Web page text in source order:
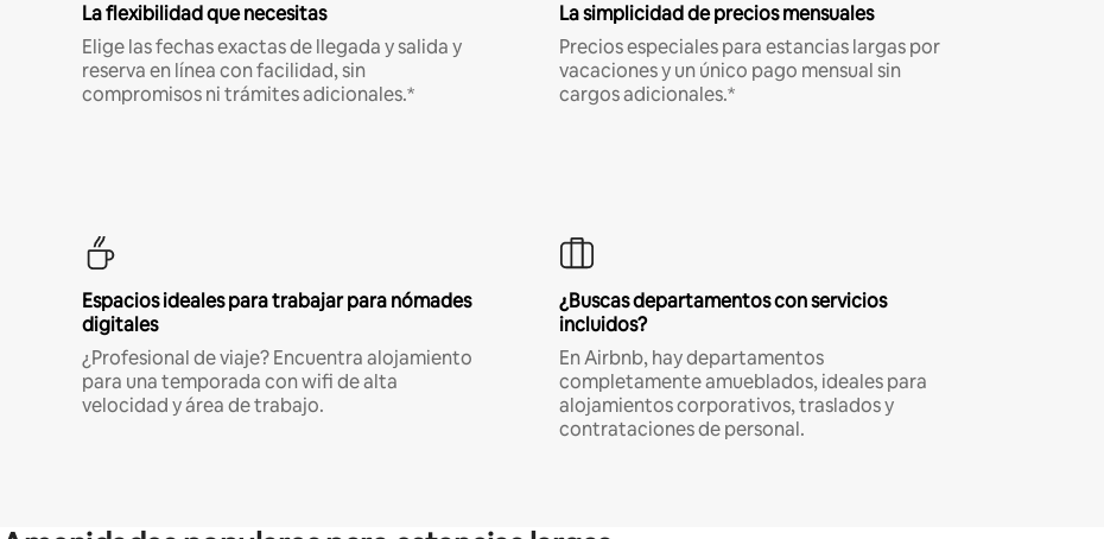
La flexibilidad que necesitas
Elige las fechas exactas de llegada y salida y
reserva en línea con facilidad, sin
compromisos ni trámites adicionales.*
La simplicidad de precios mensuales
Precios especiales para estancias largas por
vacaciones y un único pago mensual sin
cargos adicionales.*
Espacios ideales para trabajar para nómades
digitales
¿Profesional de viaje? Encuentra alojamiento
para una temporada con wifi de alta
velocidad y área de trabajo.
¿Buscas departamentos con servicios
incluidos?
En Airbnb, hay departamentos
completamente amueblados, ideales para
alojamientos corporativos, traslados y
contrataciones de personal.